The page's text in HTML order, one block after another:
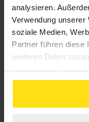
analysieren.
Verwendung
soziale Medien,
Partner führen diese
weiteren Daten
haben oder die sie
gesammelt haben.
können Sie der
unserer➔
1
Sie teilen mir
wollen.
2 Sie bekommen
und einem
3 Sie erhalten